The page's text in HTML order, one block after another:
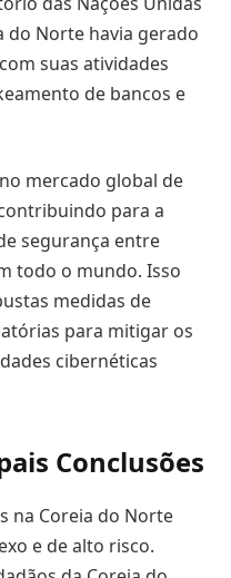
do Norte havia gerado
suas atividades
de bancos e
mercado global de
para a
segurança entre
todo o mundo. Isso
medidas de
para mitigar os
cibernéticas
Conclusões
na Coreia do Norte
e de alto risco.